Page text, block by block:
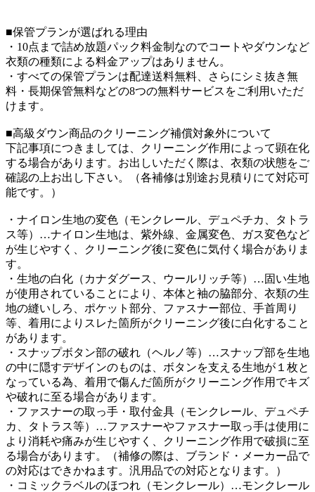
■保管プランが選ばれる理由
・10点まで詰め放題パック料金制なのでコートやダウンなど
衣類の種類による料金アップはありません。
・すべての保管プランは配達送料無料、さらにシミ抜き無
料・長期保管無料などの8つの無料サービスをご利用いただ
けます。
■高級ダウン商品のクリーニング補償対象外について
下記事項につきましては、クリーニング作用によって顕在化
する場合があります。お出しいただく際は、衣類の状態をご
確認の上お出し下さい。（各補修は別途お見積りにて対応可
能です。）
・ナイロン生地の変色（モンクレール、デュペチカ、タトラ
ス等）…ナイロン生地は、紫外線、金属変色、ガス変色など
が生じやすく、クリーニング後に変色に気付く場合がありま
す。
・生地の白化（カナダグース、ウールリッチ等）…固い生地
が使用されていることにより、本体と袖の脇部分、衣類の生
地の縫いしろ、ポケット部分、ファスナー部位、手首周り
等、着用によりスレた箇所がクリーニング後に白化すること
があります。
・スナップボタン部の破れ（ヘルノ等）…スナップ部を生地
の中に隠すデザインのものは、ボタンを支える生地が１枚と
なっている為、着用で傷んだ箇所がクリーニング作用でキズ
や破れに至る場合があります。
・ファスナーの取っ手・取付金具（モンクレール、デュペチ
カ、タトラス等）…ファスナーやファスナー取っ手は使用に
より消耗や痛みが生じやすく、クリーニング作用で破損に至
る場合があります。（補修の際は、ブランド・メーカー品で
の対応はできかねます。汎用品での対応となります。）
・コミックラベルのほつれ（モンクレール）…モンクレール